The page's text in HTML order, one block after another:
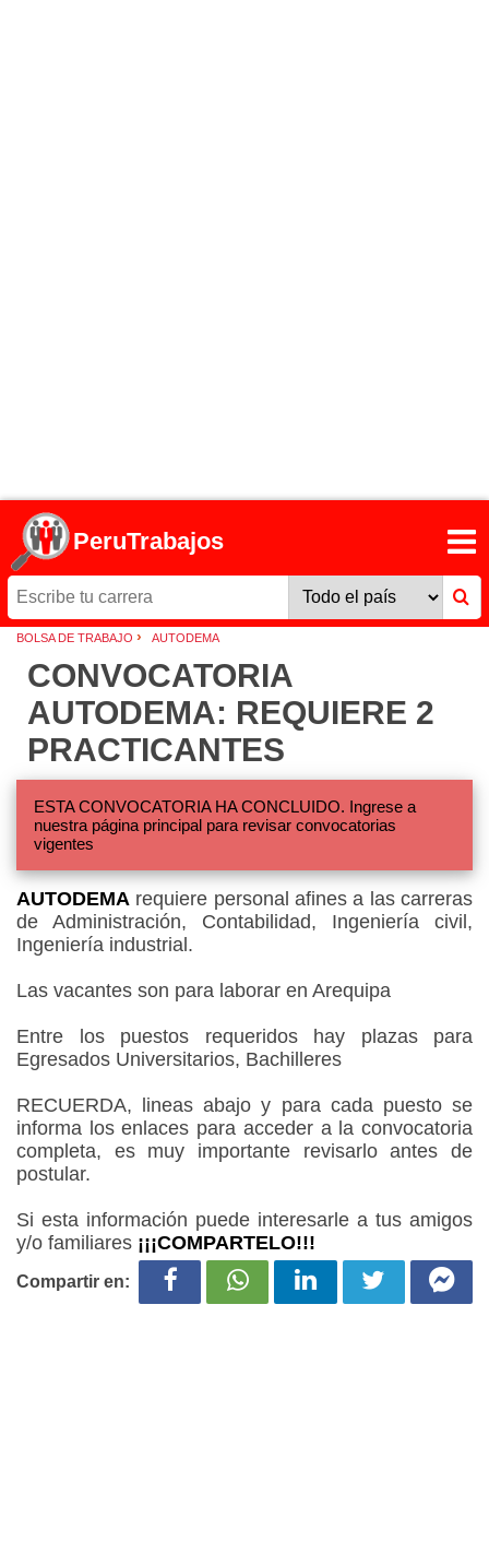
PeruTrabajos
BOLSA DE TRABAJO › AUTODEMA
CONVOCATORIA
AUTODEMA: REQUIERE 2
PRACTICANTES
ESTA CONVOCATORIA HA CONCLUIDO. Ingrese a
nuestra página principal para revisar convocatorias
vigentes
AUTODEMA requiere personal afines a las carreras
de Administración, Contabilidad, Ingeniería civil,
Ingeniería industrial.
Las vacantes son para laborar en Arequipa
Entre los puestos requeridos hay plazas para
Egresados Universitarios, Bachilleres
RECUERDA, lineas abajo y para cada puesto se
informa los enlaces para acceder a la convocatoria
completa, es muy importante revisarlo antes de
postular.
Si esta información puede interesarle a tus amigos
y/o familiares ¡¡¡COMPARTELO!!!
Compartir en: